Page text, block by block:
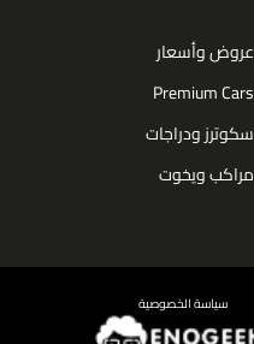
عروض وأسعار
Premium Cars
سكوترز ودراجات
مراكب ويخوت
سياسة الخصوصية